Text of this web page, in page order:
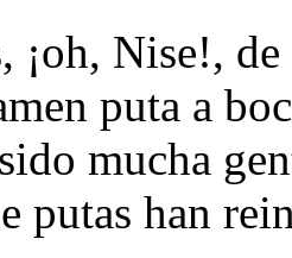
¡oh, Nise!,
puta a
mucha
putas han